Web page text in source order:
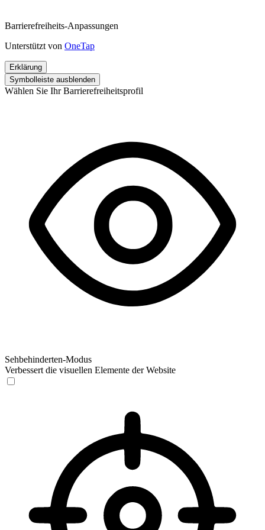
Barrierefreiheits-Anpassungen
Unterstützt von OneTap
Erklärung
Symbolleiste ausblenden
Wählen Sie Ihr Barrierefreiheitsprofil
Sehbehinderten-Modus
Verbessert die visuellen Elemente der Website